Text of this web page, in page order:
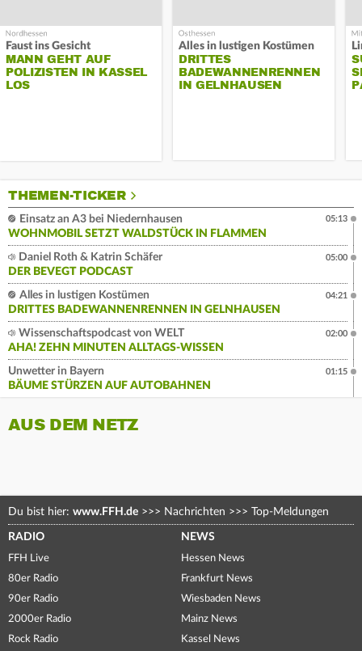
Faust ins Gesicht
MANN GEHT AUF
POLIZISTEN IN KASSEL
LOS
Alles in lustigen Kostümen
DRITTES
BADEWANNENRENNEN
IN GELNHAUSEN
THEMEN-TICKER
Einsatz an A3 bei Niedernhausen
WOHNMOBIL SETZT WALDSTÜCK IN FLAMMEN
05:13
Daniel Roth & Katrin Schäfer
DER BEVEGT PODCAST
05:00
Alles in lustigen Kostümen
DRITTES BADEWANNENRENNEN IN GELNHAUSEN
04:21
Wissenschaftspodcast von WELT
AHA! ZEHN MINUTEN ALLTAGS-WISSEN
02:00
Unwetter in Bayern
BÄUME STÜRZEN AUF AUTOBAHNEN
01:15
AUS DEM NETZ
Du bist hier: www.FFH.de >>> Nachrichten >>> Top-Meldungen
RADIO
FFH Live
80er Radio
90er Radio
2000er Radio
Rock Radio
NEWS
Hessen News
Frankfurt News
Wiesbaden News
Mainz News
Kassel News